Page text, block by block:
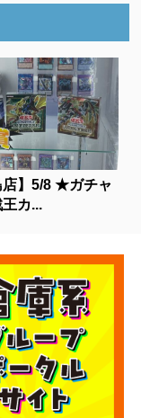
店】5/8 ★ガチャ
カ...